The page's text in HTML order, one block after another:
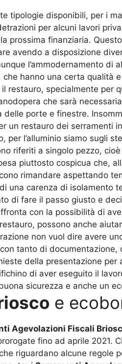
tipologie disponibili, per i
per alcuni lavori
prossima finanziaria.
avendo a disposizione
l’ammodernamento di
hanno una certa qualità
specialmente per
che sarà
porte e finestre.
un restauro dei serramenti
l’alluminio siamo sugli
riferiti a singolo pezzo,
piuttosto cospicua che,
rimandare aspettando
una carenza di isolamento
di fare il passo giusto e
con la possibilità di
possono anche
non vuol dire avere
tanto di
della presentazione per
di aver eseguito il
sicurezza e anche un
e
Agevolazioni Fiscali
fino ad aprile 2021.
riguardano alcune regole